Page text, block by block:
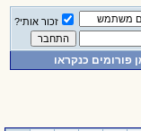
זכור אותי?
פורומים כנקראו